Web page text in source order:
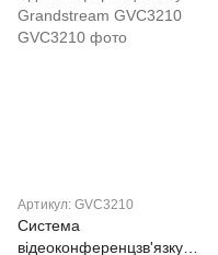
Артикул: GVC3210
Система
відеоконференцзв'язку